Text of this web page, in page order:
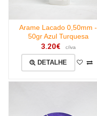
Arame Lacado 0,50mm -
50gr Azul Turquesa
3.20€ c/iva
DETALHE